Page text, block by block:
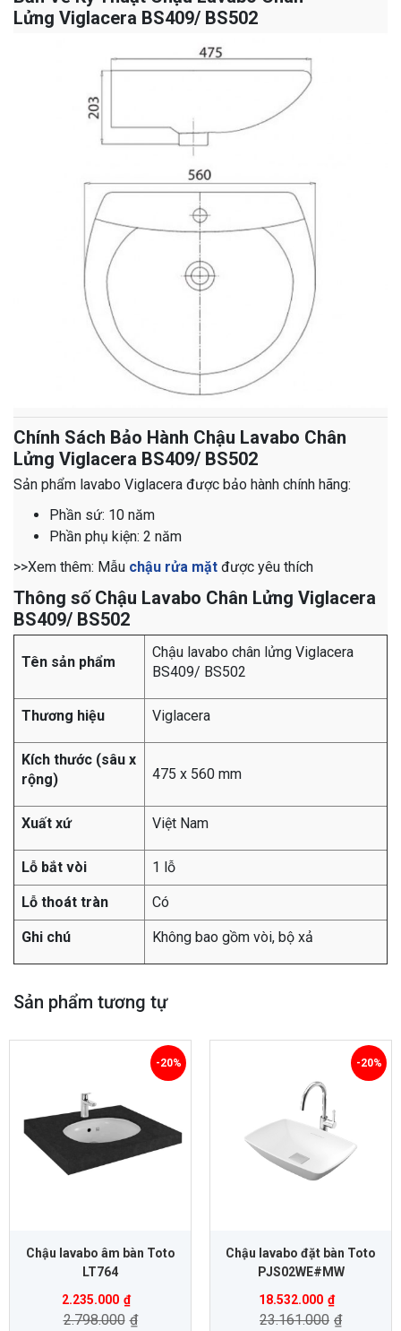
Lửng Viglacera BS409/ BS502
Chính Sách Bảo Hành Chậu Lavabo Chân
Lửng Viglacera BS409/ BS502
Sản phẩm lavabo Viglacera được bảo hành chính hãng:
Phần sứ: 10 năm
Phần phụ kiện: 2 năm
​​​​​​​​​​​​​​​​​​​​​​​​​​​​​​​​​​​​​​​​​​​​​​​​​​​​​​​​​​​​​​​​​​​​​​​​​​​​​​​​​​​​​​​​​​​​​​​​​​​​​​​​​>>Xem thêm: Mẫu chậu rửa mặt được yêu thích
Thông số Chậu Lavabo Chân Lửng Viglacera
BS409/ BS502
Tên sản phẩm
Chậu lavabo chân lửng Viglacera
BS409/ BS502
Thương hiệu Viglacera
Kích thước (sâu x
rộng)
475 x 560 mm
Xuất xứ Việt Nam
Lỗ bắt vòi 1 lỗ
Lỗ thoát tràn Có
Ghi chú Không bao gồm vòi, bộ xả
Sản phẩm tương tự
Chậu lavabo âm bàn Toto
LT764
2.235.000 ₫
2.798.000 ₫
-20%
Chậu lavabo đặt bàn Toto
PJS02WE#MW
18.532.000 ₫
23.161.000 ₫
-20%